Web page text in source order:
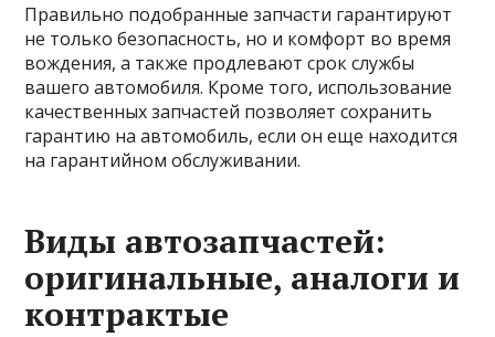
Правильно подобранные запчасти гарантируют
не только безопасность, но и комфорт во время
вождения, а также продлевают срок службы
вашего автомобиля. Кроме того, использование
качественных запчастей позволяет сохранить
гарантию на автомобиль, если он еще находится
на гарантийном обслуживании.
Виды автозапчастей:
оригинальные, аналоги и
контрактые